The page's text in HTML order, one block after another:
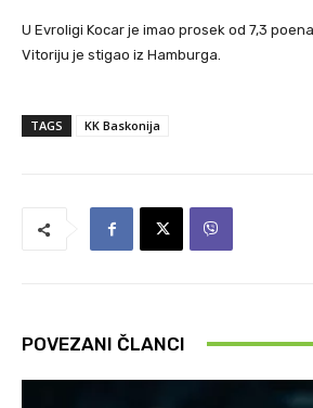
U Evroligi Kocar je imao prosek od 7,3
Vitoriju je stigao iz Hamburga.
TAGS KK Baskonija
POVEZANI ČLANCI